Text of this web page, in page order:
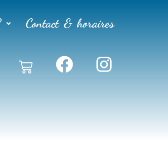
Contact & horaires